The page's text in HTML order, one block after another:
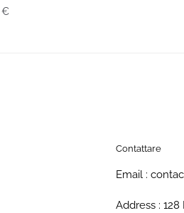
€
Contattare
Email :
Address :